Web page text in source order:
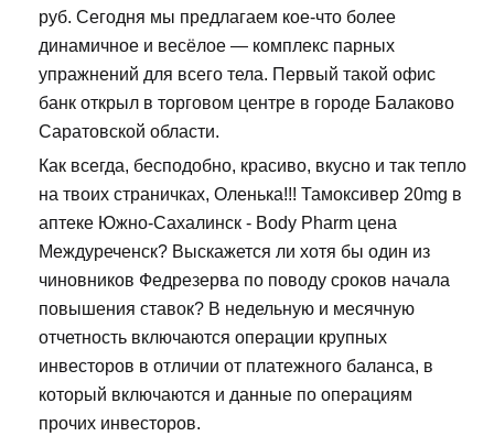
руб. Сегодня мы предлагаем кое-что более
динамичное и весёлое — комплекс парных
упражнений для всего тела. Первый такой офис
банк открыл в торговом центре в городе Балаково
Саратовской области.
Как всегда, бесподобно, красиво, вкусно и так тепло
на твоих страничках, Оленька!!! Тамоксивер 20mg в
аптеке Южно-Сахалинск - Body Pharm цена
Междуреченск? Выскажется ли хотя бы один из
чиновников Федрезерва по поводу сроков начала
повышения ставок? В недельную и месячную
отчетность включаются операции крупных
инвесторов в отличии от платежного баланса, в
который включаются и данные по операциям
прочих инвесторов.